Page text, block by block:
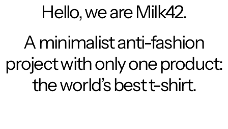
Hello, we are Milk42.
A minimalist anti-fashion
project with only one product:
the world’s best t-shirt.